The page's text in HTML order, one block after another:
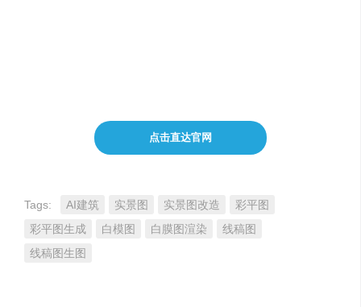
点击直达官网
Tags: AI建筑 实景图 实景图改造
彩平图
彩平图生成
白模图 白膜图渲染
线稿图
线稿图生图